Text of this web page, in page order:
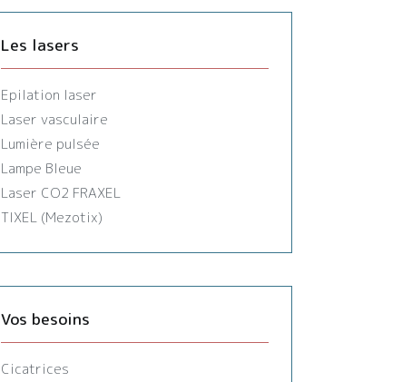
Les lasers
Epilation laser
Laser vasculaire
Lumière pulsée
Lampe Bleue
Laser CO2 FRAXEL
TIXEL (Mezotix)
Vos besoins
Cicatrices